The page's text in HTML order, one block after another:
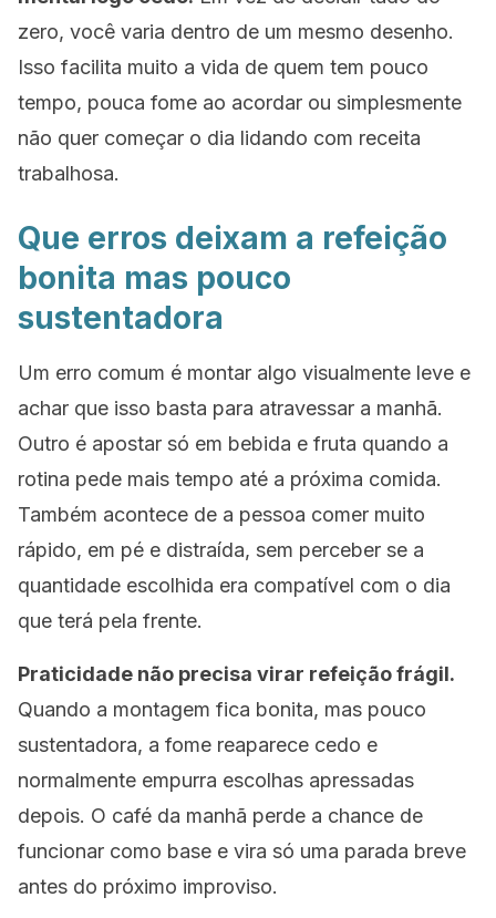
zero, você varia dentro de um mesmo desenho.
Isso facilita muito a vida de quem tem pouco
tempo, pouca fome ao acordar ou simplesmente
não quer começar o dia lidando com receita
trabalhosa.
Que erros deixam a refeição
bonita mas pouco
sustentadora
Um erro comum é montar algo visualmente leve e
achar que isso basta para atravessar a manhã.
Outro é apostar só em bebida e fruta quando a
rotina pede mais tempo até a próxima comida.
Também acontece de a pessoa comer muito
rápido, em pé e distraída, sem perceber se a
quantidade escolhida era compatível com o dia
que terá pela frente.
Praticidade não precisa virar refeição frágil.
Quando a montagem fica bonita, mas pouco
sustentadora, a fome reaparece cedo e
normalmente empurra escolhas apressadas
depois. O café da manhã perde a chance de
funcionar como base e vira só uma parada breve
antes do próximo improviso.